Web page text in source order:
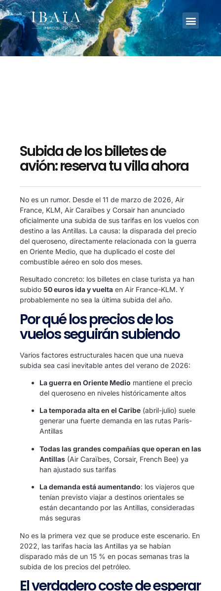
Subida de los billetes de
avión: reserva tu villa ahora
No es un rumor. Desde el 11 de marzo de 2026, Air
France, KLM, Air Caraïbes y Corsair han anunciado
oficialmente una subida de sus tarifas en los vuelos con
destino a las Antillas. La causa: la disparada del precio
del queroseno, directamente relacionada con la guerra
en Oriente Medio, que ha duplicado el coste del
combustible aéreo en solo dos meses.
Resultado concreto: los billetes en clase turista ya han
subido 50 euros ida y vuelta en Air France-KLM. Y
probablemente no sea la última subida del año.
Por qué los precios de los
vuelos seguirán subiendo
Varios factores estructurales hacen que una nueva
subida sea casi inevitable antes del verano de 2026:
La guerra en Oriente Medio mantiene el precio
del queroseno en niveles históricamente altos
La temporada alta en el Caribe (abril-julio) suele
generar una fuerte demanda en las rutas París-
Antillas
Todas las grandes compañías que operan en las
Antillas (Air Caraïbes, Corsair, French Bee) ya
han ajustado sus tarifas
La demanda está aumentando: los viajeros que
tenían previsto viajar a destinos orientales se
están decantando por las Antillas, consideradas
más seguras
No es la primera vez que se produce este escenario. En
2022, las tarifas hacia las Antillas ya se habían
disparado más de un 15 % en pocas semanas tras la
subida de los precios del petróleo.
El verdadero coste de esperar